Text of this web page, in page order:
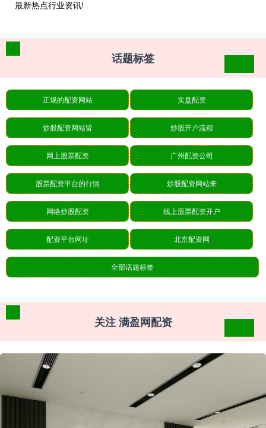
最新热点行业资讯!
话题标签
正规的配资网站 实盘配资
炒股配资网站皆 炒股开户流程
网上股票配资 广州配资公司
股票配资平台的行情 炒股配资网站来
网络炒股配资 线上股票配资开户
配资平台网址 北京配资网
全部话题标签
关注 满盈网配资